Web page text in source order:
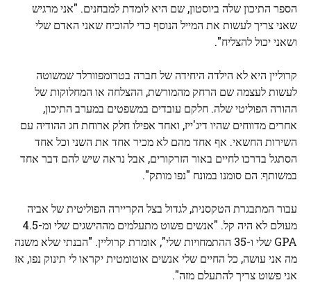
הספר התיכון שלה ביוסטון, שם היא לומדת למבחנים. "אני מרגיש
שאני צריך לעשות את המייל הנוסף כדי להוכיח שאני האדם שלי
ושאני יכול להצליח".
קרוליין היא לא הילדה היחידה של חברה בטרומפוורלד שמשוטה
לעשות לעצמה שם הרחק מהמורשת, ההצלחה או המחלוקות של
ההורה הפוליטי שלה. חלקם עובדים במשפטים במערב התיכון,
אחרים מדווחים שהיו דיג'ייז, ואחד אפילו חלק ארוחת חג ההודיה עם
השירות החשאי. אף אחד מהם לא מכיר אחד את השני וכל אחד
הסתגל בדרכו לחיים באור הזרקורים, אבל נראה שיש להם דבר אחד
במשותף: הם סומנו במונח "נפו מותק".
עבור המתבגרת הטקסנית, לגדול בצל הקריירה הפוליטית של אביה
מעולם לא היה קל. "אנשים פשוט מתעלמים מההישגים שלי ומ-4.5
GPA שלי ו-35 ההתמחויות שלי", אומרת קרוליין. "הבנתי שלא משנה
מה אני עושה, כל החיים שלי אנשים אוטומטית יקראו לי תינוק נפו, אז
אני פשוט צריך להתעלם מזה".